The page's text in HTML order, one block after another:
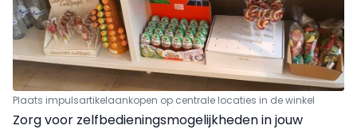
Plaats impulsartikelaankopen op centrale locaties in de winkel
Zorg voor zelfbedieningsmogelijkheden in jouw